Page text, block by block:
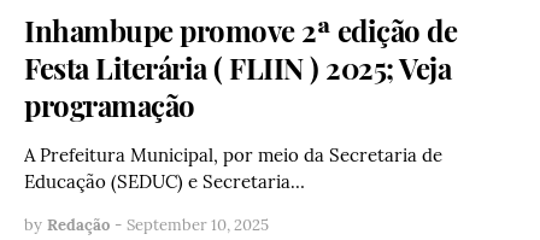
Inhambupe promove 2ª edição de
Festa Literária ( FLIIN ) 2025; Veja
programação
A Prefeitura Municipal, por meio da Secretaria de
Educação (SEDUC) e Secretaria…
by Redação - September 10, 2025